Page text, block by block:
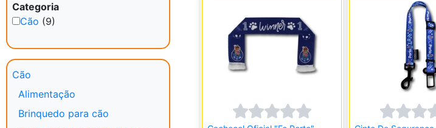
Categoria
Cão (9)
Cão
Alimentação
Brinquedo para cão